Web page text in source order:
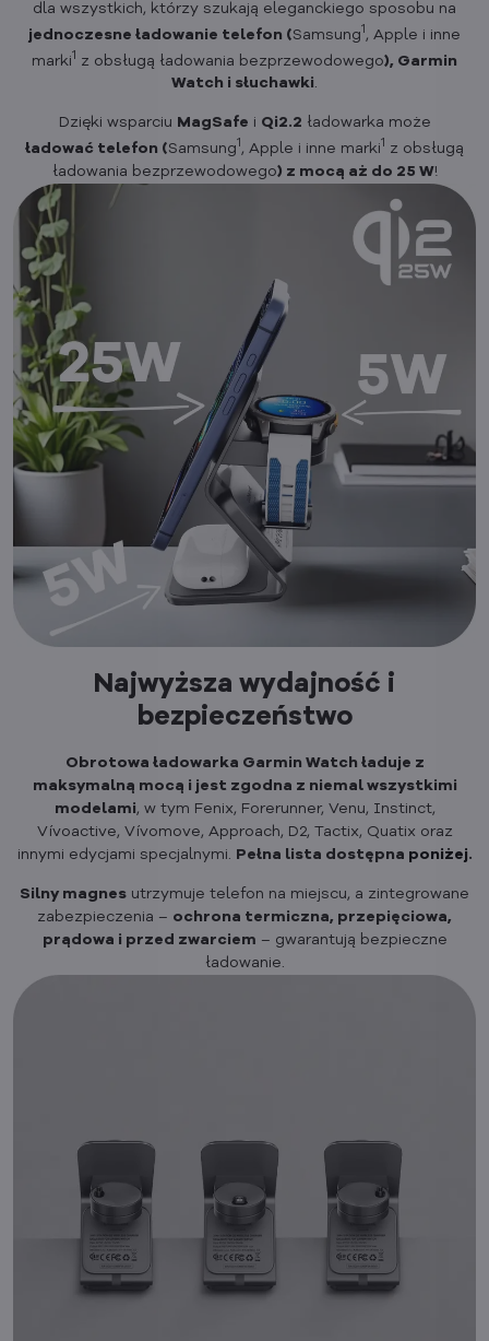
dla wszystkich, którzy szukają eleganckiego sposobu na
jednoczesne ładowanie telefon (Samsung1 , Apple i inne
marki1 z obsługą ładowania bezprzewodowego), Garmin
Watch i słuchawki.
Dzięki wsparciu MagSafe i Qi2.2 ładowarka może
ładować telefon (Samsung1 , Apple i inne marki1 z obsługą
ładowania bezprzewodowego) z mocą aż do 25 W!
Najwyższa wydajność i
bezpieczeństwo
Obrotowa ładowarka Garmin Watch ładuje z
maksymalną mocą i jest zgodna z niemal wszystkimi
modelami, w tym Fenix, Forerunner, Venu, Instinct,
Vívoactive, Vívomove, Approach, D2, Tactix, Quatix oraz
innymi edycjami specjalnymi. Pełna lista dostępna poniżej.
Silny magnes utrzymuje telefon na miejscu, a zintegrowane
zabezpieczenia – ochrona termiczna, przepięciowa,
prądowa i przed zwarciem – gwarantują bezpieczne
ładowanie.